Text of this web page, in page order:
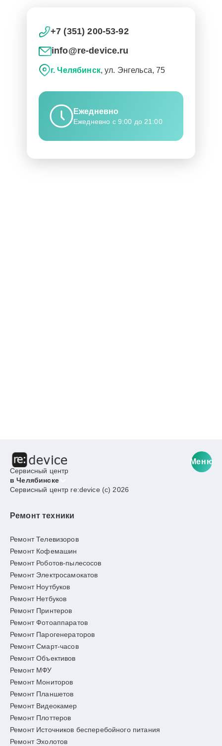
+7 (351) 200-53-92
info@re-device.ru
г. Челябинск, ул. Энгельса, 75
Ежедневно
Ежедневно с 9:00 до 21:00
Сервисный центр
в Челябинске
Меню
Сервисный центр re:device (c) 2026
Ремонт техники
Ремонт Телевизоров
Ремонт Кофемашин
Ремонт Роботов-пылесосов
Ремонт Электросамокатов
Ремонт Ноутбуков
Ремонт Нетбуков
Ремонт Принтеров
Ремонт Фотоаппаратов
Ремонт Парогенераторов
Ремонт Смарт-часов
Ремонт Объективов
Ремонт МФУ
Ремонт Мониторов
Ремонт Планшетов
Ремонт Видеокамер
Ремонт Плоттеров
Ремонт Источников бесперебойного питания
Ремонт Эхолотов